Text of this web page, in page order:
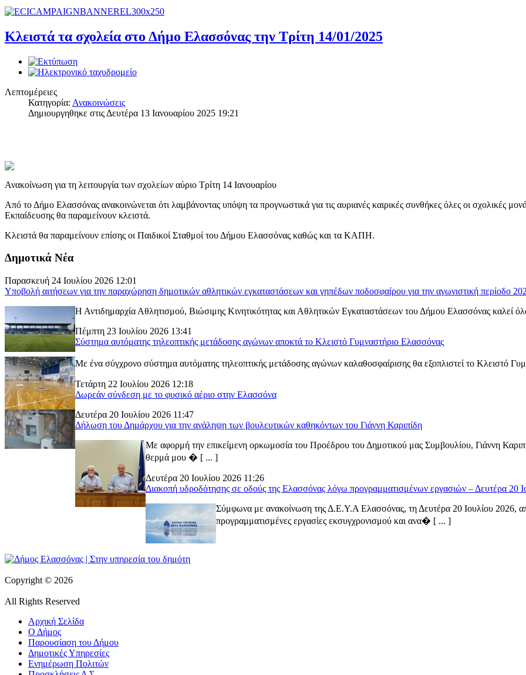
Κλειστά τα σχολεία στο Δήμο Ελασσόνας την Τρίτη 14/01/2025
Λεπτομέρειες
Κατηγορία: Ανακοινώσεις
Δημιουργηθηκε στις Δευτέρα 13 Ιανουαρίου 2025 19:21
Ανακοίνωση για τη λειτουργία των σχολείων αύριο Τρίτη 14 Ιανουαρίου
Από το Δήμο Ελασσόνας ανακοινώνεται ότι λαμβάνοντας υπόψη τα προγνωστικά για τις αυριανές καιρικές συνθήκες όλες οι σχολικές
Εκπαίδευσης θα παραμείνουν κλειστά.
Κλειστά θα παραμείνουν επίσης οι Παιδικοί Σταθμοί του Δήμου Ελασσόνας καθώς και τα ΚΑΠΗ.
Δημοτικά Νέα
Παρασκευή 24 Ιουλίου 2026 12:01
Υποβολή αιτήσεων για την παραχώρηση δημοτικών αθλητικών εγκαταστάσεων και γηπέδων ποδοσφαίρου για την αγωνιστική περίοδο
Η Αντιδημαρχία Αθλητισμού, Βιώσιμης Κινητικότητας και Αθλητικών Εγκαταστάσεων του Δήμου Ελασσόνας καλεί
Πέμπτη 23 Ιουλίου 2026 13:41
Σύστημα αυτόματης τηλεοπτικής μετάδοσης αγώνων αποκτά το Κλειστό Γυμναστήριο Ελασσόνας
Με ένα σύγχρονο σύστημα αυτόματης τηλεοπτικής μετάδοσης αγώνων καλαθοσφαίρισης θα εξοπλιστεί το Κλειστό
Τετάρτη 22 Ιουλίου 2026 12:18
Δωρεάν σύνδεση με το φυσικό αέριο στην Ελασσόνα
Δευτέρα 20 Ιουλίου 2026 11:47
Δήλωση του Δημάρχου για την ανάληψη των βουλευτικών καθηκόντων του Γιάννη Καριπίδη
Με αφορμή την επικείμενη ορκωμοσία του Προέδρου του Δημοτικού μας Συμβουλίου, Γιάννη
θερμά μου � [ ... ]
Δευτέρα 20 Ιουλίου 2026 11:26
Διακοπή υδροδότησης σε οδούς της Ελασσόνας λόγω προγραμματισμένων εργασιών – Δευτέρα 20
Σύμφωνα με ανακοίνωση της Δ.Ε.Υ.Α Ελασσόνας, τη Δευτέρα 20 Ιουλίου 2026,
προγραμματισμένες εργασίες εκσυγχρονισμού και ανα� [ ... ]
Copyright © 2026
All Rights Reserved
Αρχική Σελίδα
Ο Δήμος
Παρουσίαση του Δήμου
Δημοτικές Υπηρεσίες
Ενημέρωση Πολιτών